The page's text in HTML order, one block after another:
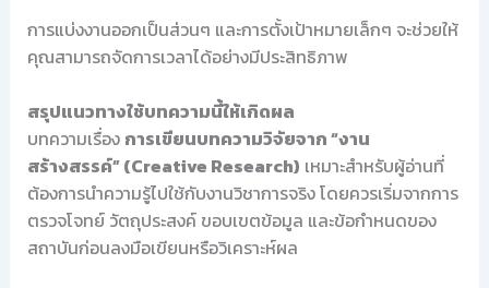
การแบ่งงานออกเป็นส่วนๆ และการตั้งเป้าหมายเล็กๆ จะช่วยให้
คุณสามารถจัดการเวลาได้อย่างมีประสิทธิภาพ
สรุปแนวทางใช้บทความนี้ให้เกิดผล
บทความเรื่อง การเขียนบทความวิจัยจาก “งาน
สร้างสรรค์” (Creative Research) เหมาะสำหรับผู้อ่านที่
ต้องการนำความรู้ไปใช้กับงานวิชาการจริง โดยควรเริ่มจากการ
ตรวจโจทย์ วัตถุประสงค์ ขอบเขตข้อมูล และข้อกำหนดของ
สถาบันก่อนลงมือเขียนหรือวิเคราะห์ผล